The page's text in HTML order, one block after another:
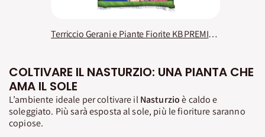
Terriccio Gerani e Piante Fiorite KB PREMIUM
COLTIVARE IL NASTURZIO: UNA PIANTA CHE
AMA IL SOLE
L’ambiente ideale per coltivare ilNasturzioè caldo e
soleggiato. Più sarà esposta al sole, più le fioriture saranno
copiose.